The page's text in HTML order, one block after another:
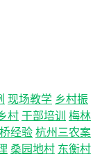
现场教学 乡村振
村 干部培训
梅林
经验 杭州三农案
桑园地村 东衡村